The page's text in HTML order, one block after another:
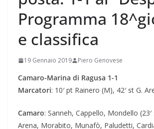
Programma
e classifica
19 Gennaio 2019 Piero Genovese
Camaro-Marina di Ragusa 1-1
Marcatori: 10′ pt Rainero (M), 42′ st G.
Camaro: Sanneh, Cappello, Mondello
Arena, Morabito, Munafò, Paludetti,